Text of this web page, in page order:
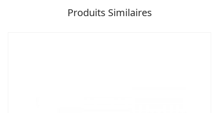
Produits Similaires